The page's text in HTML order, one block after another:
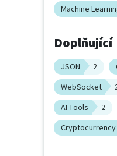
Machine
Doplňující
JSON 2
WebSocket
AI Tools
2
Cryptocurrency